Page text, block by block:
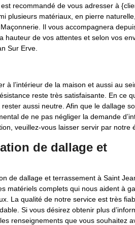
recommandé de vous adresser à
plusieurs matériaux, en pierre
Il vous accompagnera
hauteur de vos attentes et selon vos
Sur Erve.
l’intérieur de la maison et aussi au
reste très satisfaisante. En ce
aussi neutre. Afin que le dallage
de ne pas négliger la demande
veuillez-vous laisser servir par notre
de dallage et
de dallage et terrassement à Saint
matériels complets qui nous aident à
La qualité de notre service est très
Si vous désirez obtenir plus
renseignements que vous souhaitez